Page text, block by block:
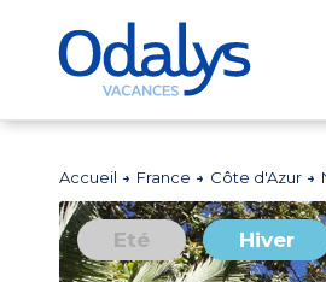
Accueil France Côte d'Azur
Eté Hiver